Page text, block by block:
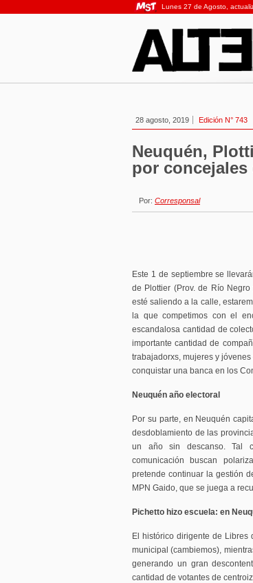
Lunes 27 de Agosto,
28 agosto, 2019 Edición N° 743
Neuquén,
por concejales
Por: Corresponsal
Este 1 de septiembre se
de Plottier (Prov. de Río
esté saliendo a la calle,
la que competimos con el
escandalosa cantidad de
importante cantidad de
trabajadorxs, mujeres y
conquistar una banca en los
Neuquén año electoral
Por su parte, en Neuquén
desdoblamiento de las
un año sin descanso. Tal
comunicación buscan
pretende continuar la gestión
MPN Gaido, que se juega a
Pichetto hizo escuela: en
El histórico dirigente de Libres
municipal (cambiemos),
generando un gran
cantidad de votantes de